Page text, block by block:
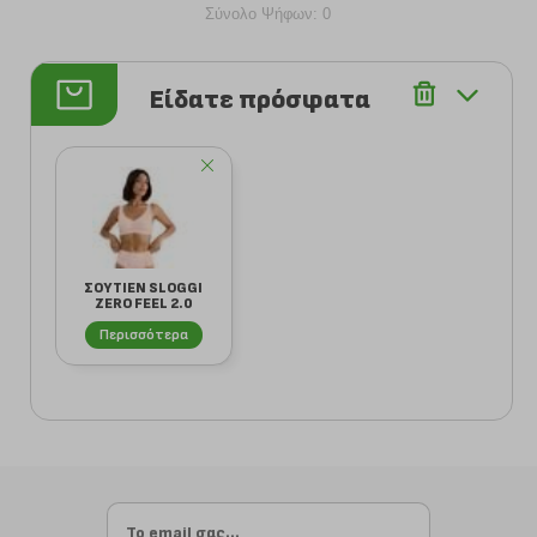
Σύνολο Ψήφων: 0
Είδατε πρόσφατα
ΣΟΥΤΙΕΝ SLOGGI
ZERO FEEL 2.0
BRALETTE ΣΟΜΟΝ
Περισσότερα